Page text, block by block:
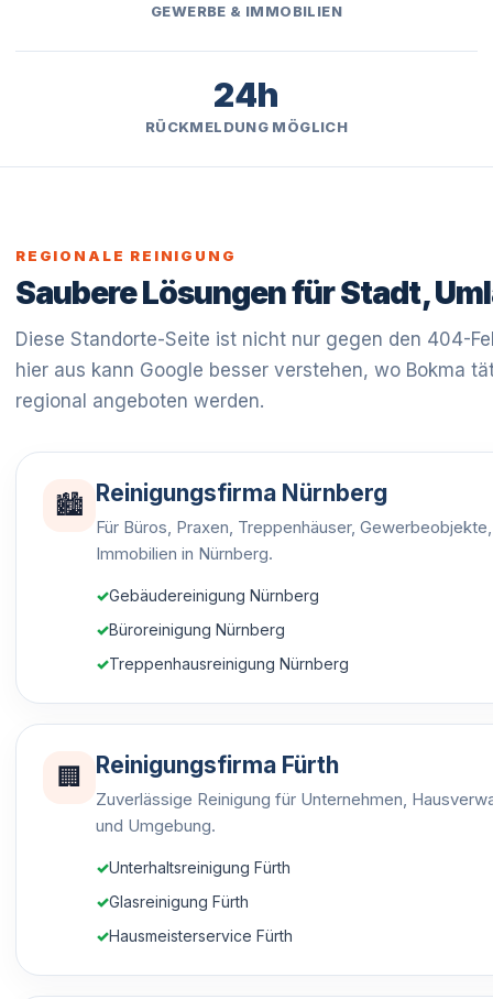
GEWERBE & IMMOBILIEN
24h
RÜCKMELDUNG MÖGLICH
REGIONALE REINIGUNG
Saubere Lösungen für Stadt,
Diese Standorte-Seite ist nicht nur gegen den 404-
hier aus kann Google besser verstehen, wo Bokma
regional angeboten werden.
🏙️ Reinigungsfirma Nürnberg
Für Büros, Praxen, Treppenhäuser,
Immobilien in Nürnberg.
Gebäudereinigung Nürnberg
Büroreinigung Nürnberg
Treppenhausreinigung Nürnberg
🏢 Reinigungsfirma Fürth
Zuverlässige Reinigung für Unternehmen,
und Umgebung.
Unterhaltsreinigung Fürth
Glasreinigung Fürth
Hausmeisterservice Fürth